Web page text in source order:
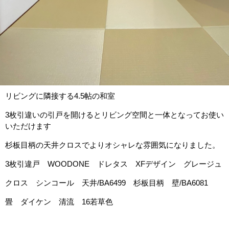
リビングに隣接する4.5帖の和室
3枚引違いの引戸を開けるとリビング空間と一体となってお使い
いただけます
杉板目柄の天井クロスでよりオシャレな雰囲気になりました。
3枚引違戸 WOODONE ドレタス XFデザイン グレージュ
クロス シンコール 天井/BA6499 杉板目柄 壁/BA6081
畳 ダイケン 清流 16若草色